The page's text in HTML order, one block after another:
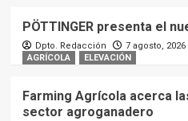
PÖTTINGER presenta el
Dpto. Redacción 7 agosto, 2026
AGRÍCOLA
ELEVACIÓN
Farming Agrícola acerca
sector agroganadero